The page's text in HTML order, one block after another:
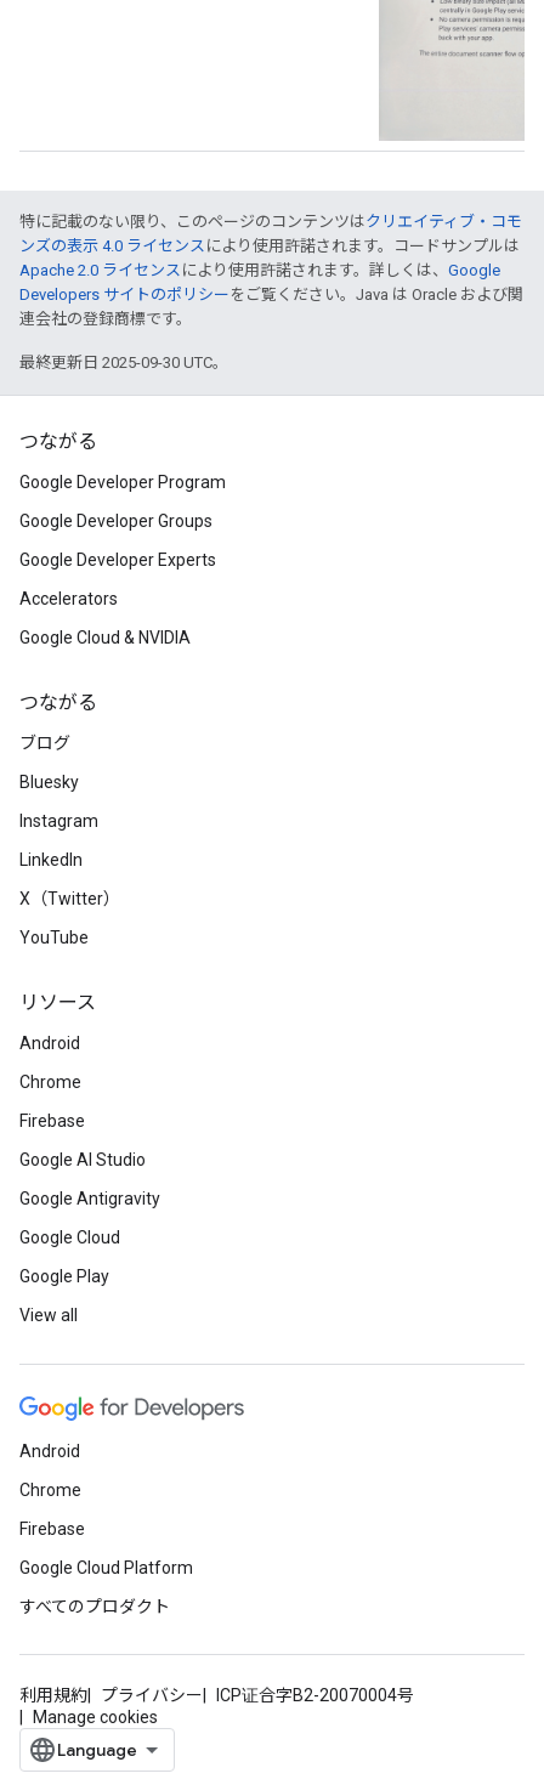
特に記載のない限り、このページのコンテンツはクリエイティブ・コモ
ンズの表示 4.0 ライセンス により使用許諾されます。コードサンプルは
Apache 2.0 ライセンス により使用許諾されます。詳しくは、 Google
Developers サイトのポリシー をご覧ください。Java は Oracle および関
連会社の登録商標です。
最終更新日 2025-09-30 UTC。
つながる
Google Developer Program
Google Developer Groups
Google Developer Experts
Accelerators
Google Cloud & NVIDIA
つながる
ブログ
Bluesky
Instagram
LinkedIn
X（Twitter）
YouTube
リソース
Android
Chrome
Firebase
Google AI Studio
Google Antigravity
Google Cloud
Google Play
View all
Android
Chrome
Firebase
Google Cloud Platform
すべてのプロダクト
利用規約 プライバシー
ICP证合字B2-20070004号
Manage cookies